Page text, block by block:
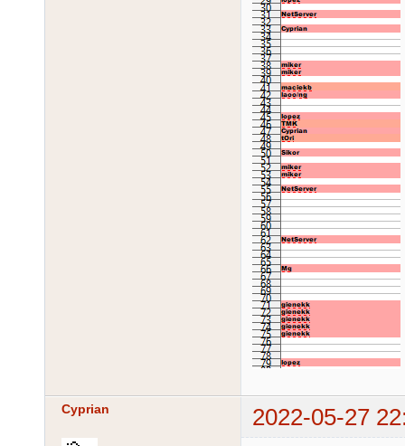
Cyprian 2022-05-27